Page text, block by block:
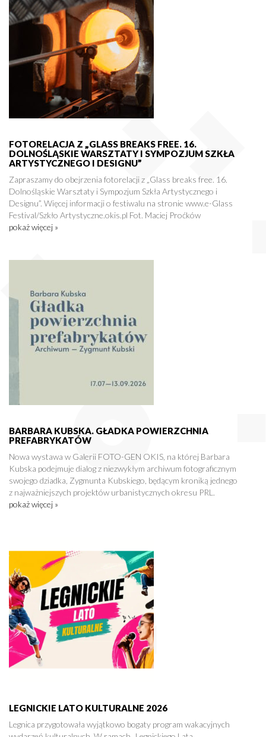
FOTORELACJA Z „GLASS BREAKS FREE. 16.
DOLNOŚLĄSKIE WARSZTATY I SYMPOZJUM SZKŁA
ARTYSTYCZNEGO I DESIGNU”
Zapraszamy do obejrzenia fotorelacji z „Glass breaks free. 16.
Dolnośląskie Warsztaty i Sympozjum Szkła Artystycznego i
Designu”. Więcej informacji o festiwalu na stronie www.e-Glass
Festival/Szkło Artystyczne.okis.pl Fot. Maciej Proćków
pokaż więcej »
BARBARA KUBSKA. GŁADKA POWIERZCHNIA
PREFABRYKATÓW
Nowa wystawa w Galerii FOTO-GEN OKIS, na której Barbara
Kubska podejmuje dialog z niezwykłym archiwum fotograficznym
swojego dziadka, Zygmunta Kubskiego, będącym kroniką jednego
z najważniejszych projektów urbanistycznych okresu PRL.
pokaż więcej »
LEGNICKIE LATO KULTURALNE 2026
Legnica przygotowała wyjątkowo bogaty program wakacyjnych